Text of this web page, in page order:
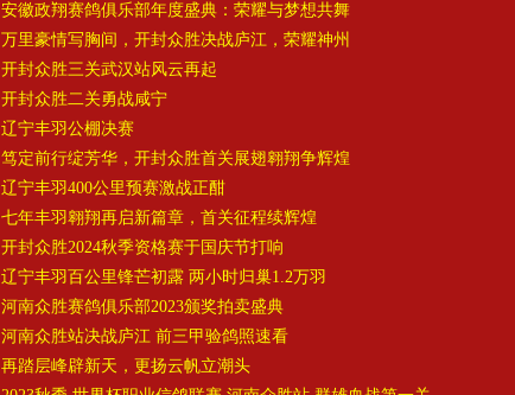
安徽政翔赛鸽俱乐部年度盛典：荣耀与梦想共舞
万里豪情写胸间，开封众胜决战庐江，荣耀神州
开封众胜三关武汉站风云再起
开封众胜二关勇战咸宁
辽宁丰羽公棚决赛
笃定前行绽芳华，开封众胜首关展翅翱翔争辉煌
辽宁丰羽400公里预赛激战正酣
七年丰羽翱翔再启新篇章，首关征程续辉煌
开封众胜2024秋季资格赛于国庆节打响
辽宁丰羽百公里锋芒初露 两小时归巢1.2万羽
河南众胜赛鸽俱乐部2023颁奖拍卖盛典
河南众胜站决战庐江 前三甲验鸽照速看
再踏层峰辟新天，更扬云帆立潮头